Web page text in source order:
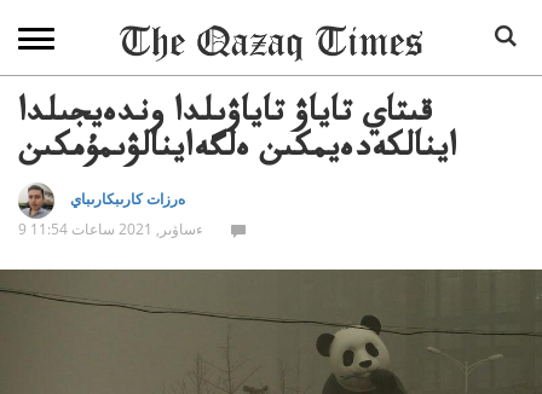
قىتاي تاياۋ تاياۋىلدا وندەيجىلدا
اينالكەدەيمكىن ەلگەاينالۋىمۇمكىن
ەرزات كارىبكارىباي
9 ءساۋىر, 2021 ساعات 11:54